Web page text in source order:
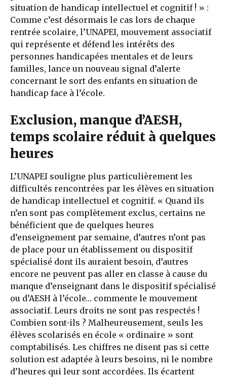
situation de handicap intellectuel et cognitif ! » :
Comme c’est désormais le cas lors de chaque
rentrée scolaire, l’UNAPEI, mouvement associatif
qui représente et défend les intérêts des
personnes handicapées mentales et de leurs
familles, lance un nouveau signal d’alerte
concernant le sort des enfants en situation de
handicap face à l’école.
Exclusion, manque d’AESH,
temps scolaire réduit à quelques
heures
L’UNAPEI souligne plus particulièrement les
difficultés rencontrées par les élèves en situation
de handicap intellectuel et cognitif. « Quand ils
n’en sont pas complètement exclus, certains ne
bénéficient que de quelques heures
d’enseignement par semaine, d’autres n’ont pas
de place pour un établissement ou dispositif
spécialisé dont ils auraient besoin, d’autres
encore ne peuvent pas aller en classe à cause du
manque d’enseignant dans le dispositif spécialisé
ou d’AESH à l’école… commente le mouvement
associatif. Leurs droits ne sont pas respectés !
Combien sont-ils ? Malheureusement, seuls les
élèves scolarisés en école « ordinaire » sont
comptabilisés. Les chiffres ne disent pas si cette
solution est adaptée à leurs besoins, ni le nombre
d’heures qui leur sont accordées. Ils écartent